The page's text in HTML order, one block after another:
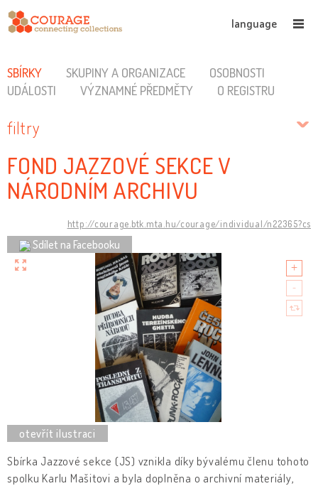
language
SBÍRKY SKUPINY A ORGANIZACE
OSOBNOSTI
UDÁLOSTI
VÝZNAMNÉ PŘEDMĚTY O REGISTRU
filtry
FOND JAZZOVÉ SEKCE V
NÁRODNÍM ARCHIVU
http://courage.btk.mta.hu/courage/individual/n22365?cs
Sdílet na Facebooku
Sbírka Jazzové sekce (JS) vznikla díky bývalému členu tohoto
spolku Karlu Mašitovi a byla doplněna o archivní materiály,